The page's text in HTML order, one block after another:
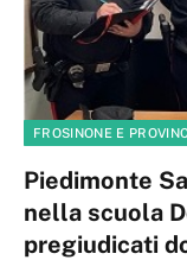
FROSINONE E
Piedimonte
nella scuola
pregiudicati